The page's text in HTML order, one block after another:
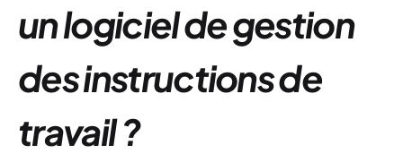
un logiciel de gestion
des instructions de
travail ?